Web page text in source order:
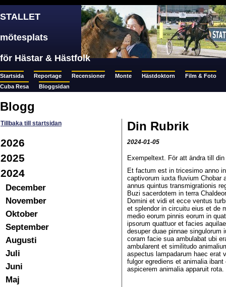
STALLET
mötesplats
för Hästar & Hästfolk
Startsida Reportage Recensioner Monte Hästdoktorn
Film & Foto
Cuba Resa
Bloggsidan
Blogg
Tillbaka till startsidan
2026
2025
2024
December
November
Oktober
September
Augusti
Juli
Juni
Maj
Din Rubrik
2024-01-05
Exempeltext. För att ändra till
Et factum est in tricesimo anno
captivorum iuxta fluvium Chobar
annus quintus transmigrationis
Buzi sacerdotem in terra
Domini et vidi et ecce ventus
et splendor in circuitu eius et de
medio eorum pinnis eorum in
ipsorum quattuor et facies
desuper duae pinnae singulorum
coram facie sua ambulabat ubi
ambularent et similitudo
aspectus lampadarum haec erat
fulgor egrediens et animalia
aspicerem animalia apparuit rota.